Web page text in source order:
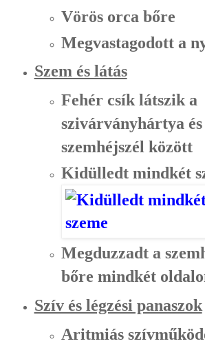
Vörös orca bőre
Megvastagodott a
Szem és látás
Fehér csík látszik a
szivárványhártya és
szemhéjszél között
Kidülledt mindkét
Megduzzadt a
bőre mindkét
Szív és légzési panaszok
Aritmiás